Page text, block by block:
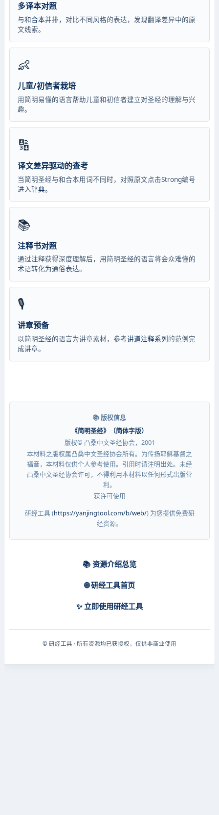
多译本对照
与和合本并排，对比不同风格的表达，发现翻译差异中的原
文线索。
👶
儿童/初信者栽培
用简明易懂的语言帮助儿童和初信者建立对圣经的理解与兴
趣。
🔢
译文差异驱动的查考
当简明圣经与和合本用词不同时，对照原文点击Strong编号
进入辞典。
📚
注释书对照
通过注释获得深度理解后，用简明圣经的语言将会众难懂的
术语转化为通俗表达。
🎙️
讲章预备
以简明圣经的语言为讲章素材，参考讲道注释系列 的范例完
成讲章。
📚 版权信息
《简明圣经》（简体字版）
版权© 凸桑中文圣经协会，2001
本材料之版权属凸桑中文圣经协会所有。为传扬耶稣基督之
福音，本材料仅供个人参考使用。引用时请注明出处。未经
凸桑中文圣经协会许可，不得利用本材料以任何形式出版营
利。
获许可使用
研经工具 (https://yanjingtool.com/b/web/) 为您提供免费研
经资源。
📚 资源介绍总览
🌐 研经工具首页
✨ 立即使用研经工具
© 研经工具 · 所有资源均已获授权，仅供非商业使用